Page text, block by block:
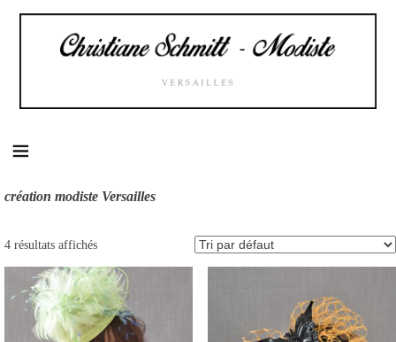
création modiste Versailles
4 résultats affichés